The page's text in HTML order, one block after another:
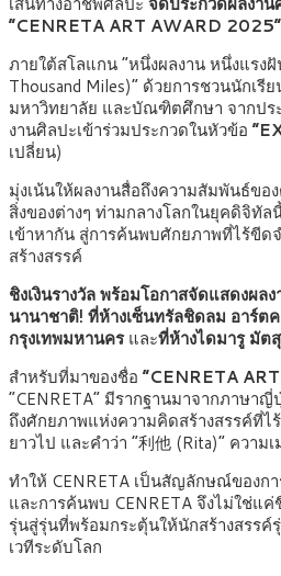
“CENRETA ART AWARD 2025”
ภายใต้สโลแกน “หนึ่งผลงาน หนึ่งแรง
Thousand Miles)” ด้วยการชวนนักเรี
มหาวิทยาลัย และบัณฑิตศึกษา จากปร
งานศิลปะเข้าร่วมประกวดในหัวข้อ
เปลี่ยน)
มุ่งเน้นให้ผลงานสื่อถึงความสัมพันธ์ขอ
สิ่งของต่างๆ ท่ามกลางโลกในยุคดิจิทั
เข้าหากัน สู่การค้นพบศักยภาพที่ไร้ขีด
สร้างสรรค์
ชิงเงินรางวัล พร้อมโอกาสจัดแสดงผล
นานาชาติ! ที่ห้างเซ็นทรัลชิดลม อาร์ต
กรุงเทพมหานครและที่ห้างไดมารู มัต
สำหรับที่มาของชื่อ “CENRETA
“CENRETA” มีรากฐานมาจากภาษาญี่
ถึงศักยภาพแห่งความคิดสร้างสรรค์ที่
ยาวไป และคำว่า “利他 (Rita)” ควา
ทำให้ CENRETA เป็นสัญลักษณ์ของก
และการค้นพบ CENRETA จึงไม่ใช่แ
รุ่นสู่รุ่นที่พร้อมกระตุ้นให้นักสร้างสรรค์
เวทีระดับโลก